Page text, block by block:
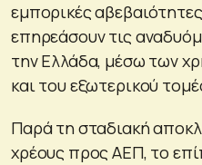
εμπορικές
επηρεάσουν τις
την Ελλάδα, μέσω των
και του εξωτερικού
Παρά τη σταδιακή
χρέους προς ΑΕΠ, το